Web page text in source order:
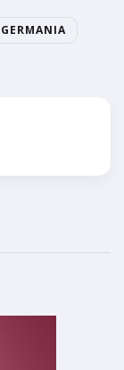
GERMANIA